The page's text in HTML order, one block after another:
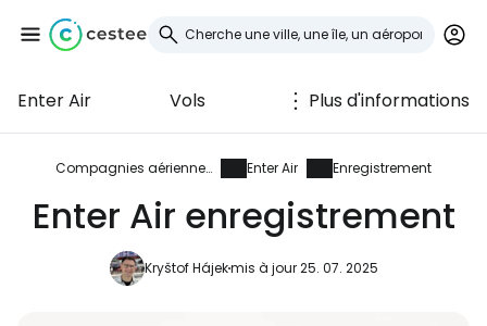
Enter Air Vols Plus d'informations
Compagnies aériennes Enter Air Enregistrement
Enter Air enregistrement
Kryštof Hájekmis à jour 25. 07. 2025
Se connecter à
Cestee
... la communauté mondiale des voyageurs